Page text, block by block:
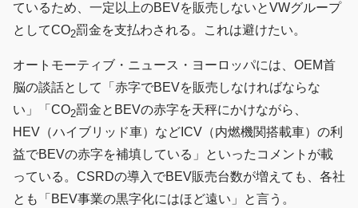
ているため、一定以上のBEVを販売しないとVWグループ
としてCO2罰金を支払わされる。これは避けたい。
オートモーティブ・ニュース・ヨーロッパには、OEM首
脳の談話として「赤字でBEVを販売しなければならな
い」「CO2罰金とBEVの赤字を天秤にかけながら、
HEV（ハイブリッド車）などICV（内燃機関搭載車）の利
益でBEVの赤字を補填している」といったコメントが載
っている。CSRDの導入でBEV販売台数が増えても、各社
とも「BEV事業の黒字化にはほど遠い」と言う。